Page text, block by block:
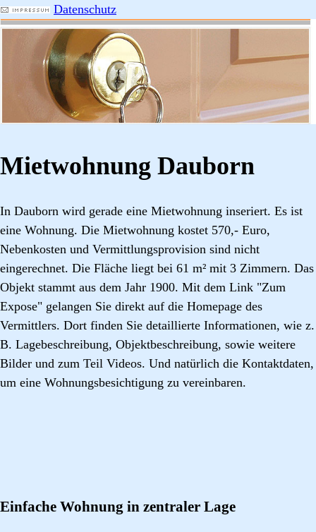
Datenschutz
Mietwohnung Dauborn
In Dauborn wird gerade eine Mietwohnung inseriert. Es ist
eine Wohnung. Die Mietwohnung kostet 570,- Euro,
Nebenkosten und Vermittlungsprovision sind nicht
eingerechnet. Die Fläche liegt bei 61 m² mit 3 Zimmern. Das
Objekt stammt aus dem Jahr 1900. Mit dem Link "Zum
Expose" gelangen Sie direkt auf die Homepage des
Vermittlers. Dort finden Sie detaillierte Informationen, wie z.
B. Lagebeschreibung, Objektbeschreibung, sowie weitere
Bilder und zum Teil Videos. Und natürlich die Kontaktdaten,
um eine Wohnungsbesichtigung zu vereinbaren.
Einfache Wohnung in zentraler Lage